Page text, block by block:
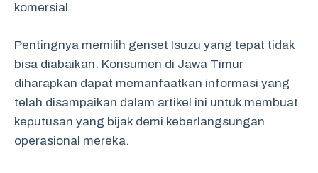
komersial.
Pentingnya memilih genset Isuzu yang tepat tidak
bisa diabaikan. Konsumen di Jawa Timur
diharapkan dapat memanfaatkan informasi yang
telah disampaikan dalam artikel ini untuk membuat
keputusan yang bijak demi keberlangsungan
operasional mereka.